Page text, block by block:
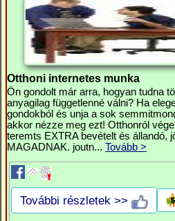
Otthoni internetes munka
Ön gondolt már arra, hogyan tudna
anyagilag függetlenné válni? Ha
gondokból és unja a sok
akkor nézze meg ezt! Otthonról
teremts EXTRA bevételt és állandó,
MAGADNAK. joutn... Tovább >
További részletek >>